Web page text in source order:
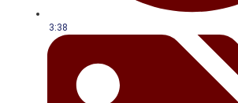
3:38